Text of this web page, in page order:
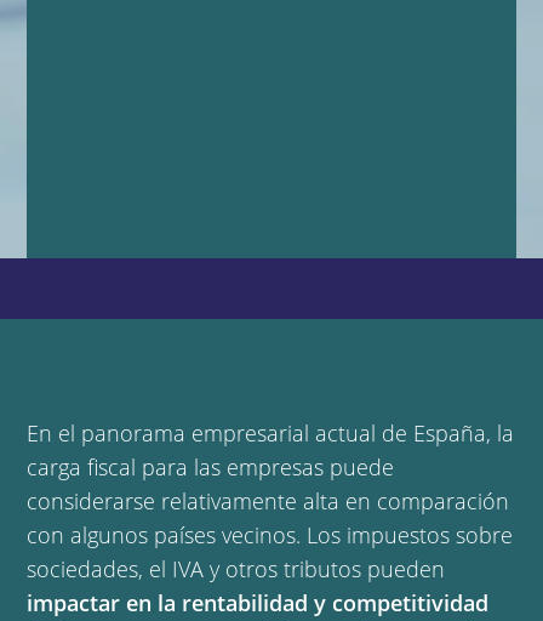
En el panorama empresarial actual de España, la
carga fiscal para las empresas puede
considerarse relativamente alta en comparación
con algunos países vecinos. Los impuestos sobre
sociedades, el IVA y otros tributos pueden
impactar en la rentabilidad y competitividad